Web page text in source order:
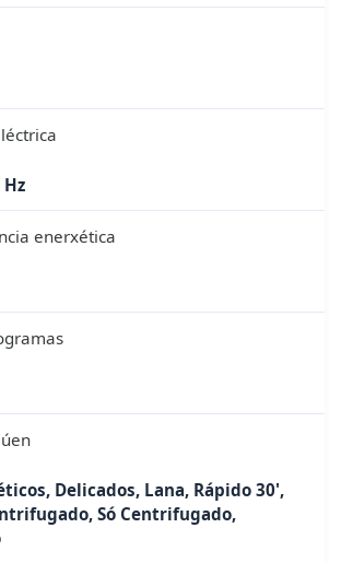
Hz
enerxética
Delicados, Lana, Rápido 30',
Só Centrifugado,